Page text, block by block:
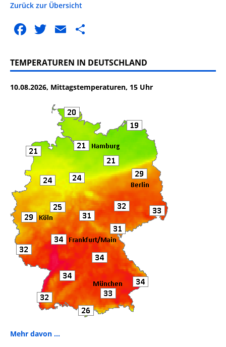
Zurück zur Übersicht
F
c
e
b
k
T
it
te
r
E
ai
l
le
n
TEMPERATUREN IN DEUTSCHLAND
10.08.2026, Mittagstemperaturen, 15 Uhr
Mehr davon ...